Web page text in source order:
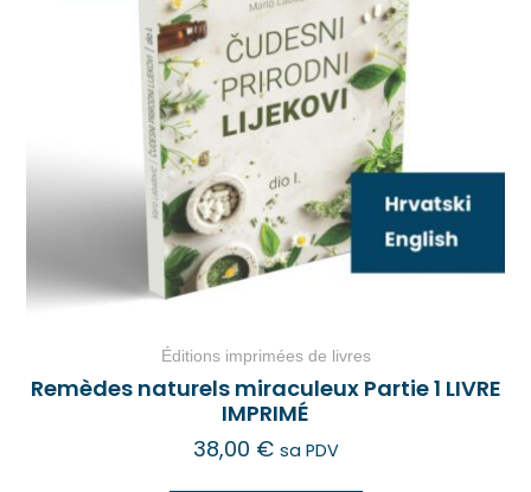
Éditions imprimées de livres
Remèdes naturels miraculeux Partie 1 LIVRE
IMPRIMÉ
38,00 € sa PDV